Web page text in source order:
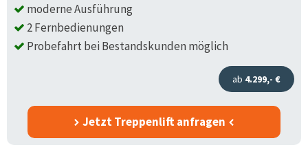
moderne Ausführung
2 Fernbedienungen
Probefahrt bei Bestandskunden möglich
ab 4.299,- €
Jetzt Treppenlift anfragen